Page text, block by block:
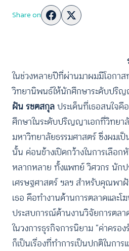
Share on
ในช่วงหลายปีที่ผ่านมาผมมีโอกา
วิทยานิพนธ์ให้นักศึกษาระดับปริ
ฝัน รชตสกุลประเด็นที่เธอสนใจคื
ศึกษาในระดับปริญญาเอกที่วิทยา
มหาวิทยาลัยธรรมศาสตร์ ซึ่งผมเ
นั้น ค่อนข้างเปิดกว้างในการเลือ
หลากหลาย ทั้งแพทย์ วิศวกร นักป
เศรษฐศาสตร์ ฯลฯ สำหรับคุณพา
เธอ คือทำงานด้านการตลาดและโ
ประสบการณ์ด้านงานวิจัยการตล
ในวงการธุรกิจการนิยาม “ค่าครอ
ก็เป็นเรื่องที่ทำการเป็นปกติในการ